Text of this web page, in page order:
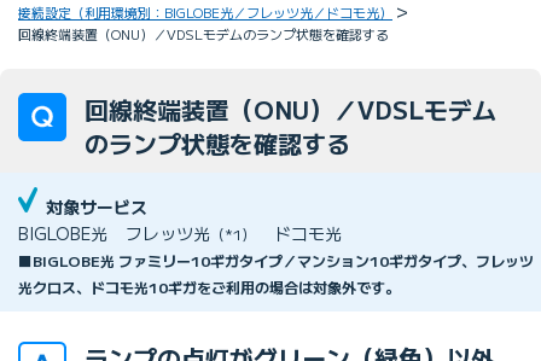
接続設定（利用環境別：BIGLOBE光／フレッツ光／ドコモ光）
回線終端装置（ONU）／VDSLモデムのランプ状態を確認する
回線終端装置（ONU）／VDSLモデム
のランプ状態を確認する
対象サービス
BIGLOBE光
フレッツ光 （*1） ドコモ光
■BIGLOBE光 ファミリー10ギガタイプ／マンション10ギガタイプ、フレッツ
光クロス、ドコモ光10ギガをご利用の場合は対象外です。